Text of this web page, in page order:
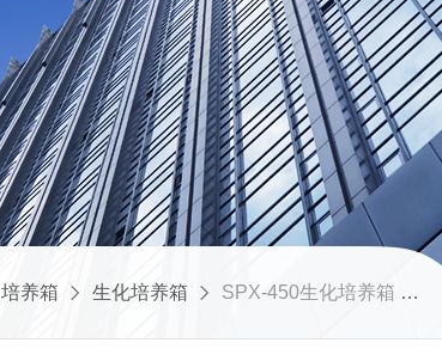
培养箱 生化培养箱 SPX-450生化培养箱 立体式加热微生物细胞培养